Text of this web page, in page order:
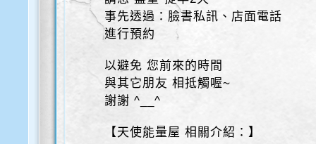
事先透過：臉書私訊、店面電話
進行預約
以避免 您前來的時間
與其它朋友 相抵觸喔~
謝謝 ^__^
【天使能量屋 相關介紹：】